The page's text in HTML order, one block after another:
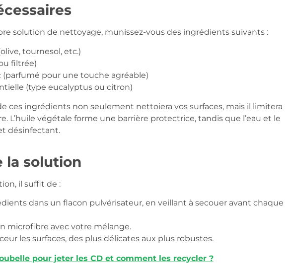
solution de nettoyage, munissez-vous des ingrédients suivants :
tournesol, etc.)
filtrée)
pour une touche agréable)
(type eucalyptus ou citron)
ces ingrédients non seulement nettoiera vos surfaces, mais il limitera
L’huile végétale forme une barrière protectrice, tandis que l’eau et le
désinfectant.
la solution
il suffit de :
dans un flacon pulvérisateur, en veillant à secouer avant chaque
microfibre avec votre mélange.
les surfaces, des plus délicates aux plus robustes.
pour jeter les CD et comment les recycler ?